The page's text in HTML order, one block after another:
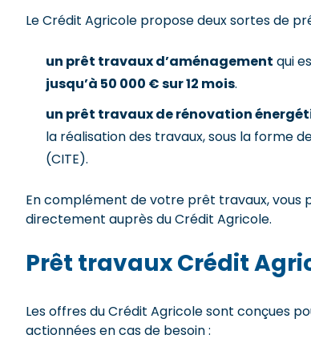
Le Crédit Agricole propose deux sortes de
un prêt travaux d’aménagement qui
jusqu’à 50 000 € sur 12 mois.
un prêt travaux de rénovation
la réalisation des travaux, sous la forme
(CITE).
En complément de votre prêt travaux, vous
directement auprès du Crédit Agricole.
Prêt travaux Crédit
Les offres du Crédit Agricole sont conçues
actionnées en cas de besoin :